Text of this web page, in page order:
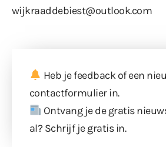
wijkraaddebiest@outlook.com
Heb je feedback of een
contactformulierin.
Ontvang je de gratis
al? Schrijf je gratis in.